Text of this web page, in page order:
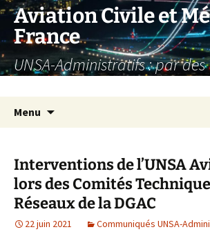
Aller
contenu
Aviation Civile et
France
UNSA-Administratifs : par des
Menu
Interventions de l’UNSA
lors des Comités
Réseaux de la DGAC
22 juin 2021 Communiqués UNSA-